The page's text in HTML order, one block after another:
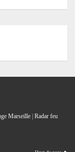
Marseille
Radar feu